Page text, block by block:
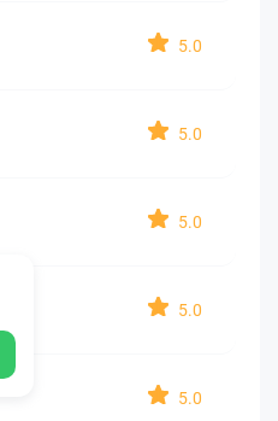
5.0
5.0
5.0
5.0
5.0